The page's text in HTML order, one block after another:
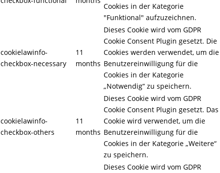
Cookies in der Kategorie
"Funktional" aufzuzeichnen.
cookielawinfo-
checkbox-necessary
11
months
Dieses Cookie wird vom GDPR
Cookie Consent Plugin gesetzt. Die
Cookies werden verwendet, um die
Benutzereinwilligung für die
Cookies in der Kategorie
„Notwendig“ zu speichern.
cookielawinfo-
checkbox-others
11
months
Dieses Cookie wird vom GDPR
Cookie Consent Plugin gesetzt. Das
Cookie wird verwendet, um die
Benutzereinwilligung für die
Cookies in der Kategorie „Weitere“
zu speichern.
Dieses Cookie wird vom GDPR